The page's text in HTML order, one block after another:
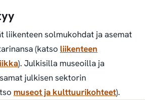
liikenteen solmukohdat ja asemat
(katso liikenteen
). Julkisilla museoilla ja
julkisen sektorin
museot ja kulttuurikohteet).